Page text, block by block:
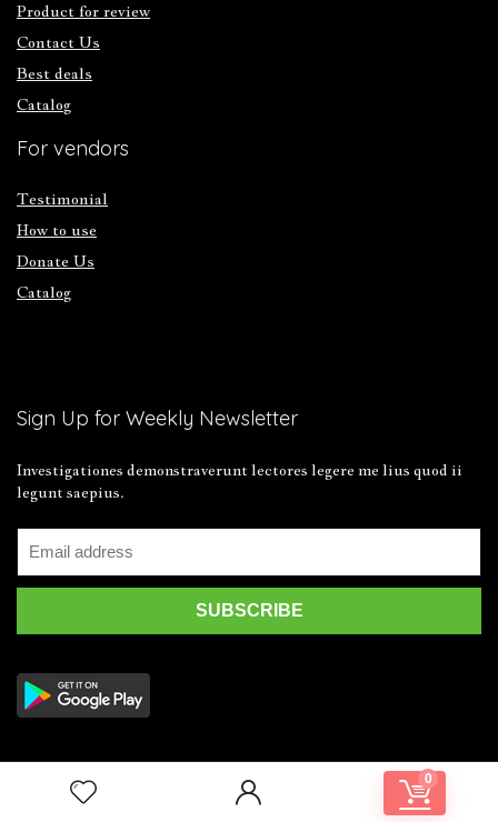
0
Product for review
Contact Us
Best deals
Catalog
For vendors
Testimonial
How to use
Donate Us
Catalog
Sign Up for Weekly Newsletter
Investigationes demonstraverunt lectores legere me lius quod ii
legunt saepius.
2019 Wpsoul.com Design. All rights reserved.